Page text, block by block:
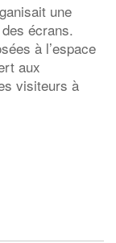
une
écrans.
à l’espace
aux
visiteurs à